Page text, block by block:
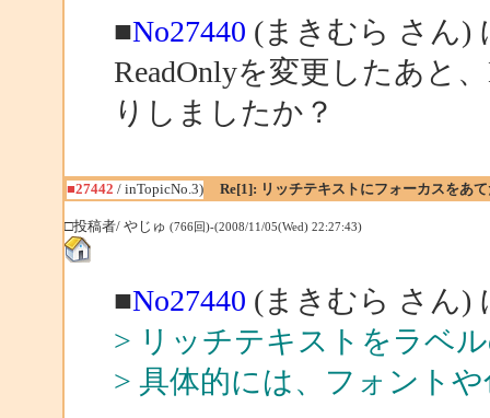
■No27440 (まきむら さん)
ReadOnlyを変更したあと
りしましたか？
■27442 / inTopicNo.3) Re[1]: リッチテキストにフォーカスをあ
□投稿者/ やじゅ (766回)-(2008/11/05(Wed) 22:27:43)
■No27440 (まきむら さん)
> リッチテキストをラベ
> 具体的には、フォント